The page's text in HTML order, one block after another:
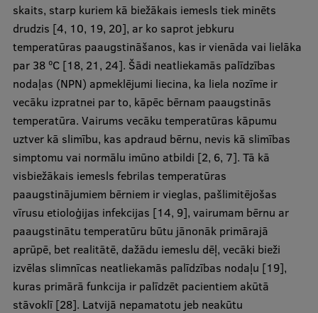
Sagatavošanas kursi
Profesionālās pilnveides kursi
ESF kvalifikācijas celšanas kursi
Pedagoģiskās izaugsmes centrs
Kvalifikācijas atbilstības pārbaude
Pētniecība
Zinātniskie institūti un laboratorijas
Pētniecības datu pārvaldība
RSU zinātnes portāls
skaits, starp kuriem kā biežākais iemesls tiek minēts
drudzis [4, 10, 19, 20], ar ko saprot jebkuru
temperatūras paaugstināšanos, kas ir vienāda vai lielāka
par 38 ºC [18, 21, 24]. Šādi neatliekamās palīdzības
nodaļas (NPN) apmeklējumi liecina, ka liela nozīme ir
vecāku izpratnei par to, kāpēc bērnam paaugstinās
temperatūra. Vairums vecāku temperatūras kāpumu
uztver kā slimību, kas apdraud bērnu, nevis kā slimības
simptomu vai normālu imūno atbildi [2, 6, 7]. Tā kā
visbiežākais iemesls febrilas temperatūras
paaugstinājumiem bērniem ir vieglas, pašlimitējošas
vīrusu etioloģijas infekcijas [14, 9], vairumam bērnu ar
paaugstinātu temperatūru būtu jānonāk primārajā
aprūpē, bet realitātē, dažādu iemeslu dēļ, vecāki bieži
izvēlas slimnīcas neatliekamās palīdzības nodaļu [19],
kuras primārā funkcija ir palīdzēt pacientiem akūtā
stāvoklī [28]. Latvijā nepamatotu jeb neakūtu